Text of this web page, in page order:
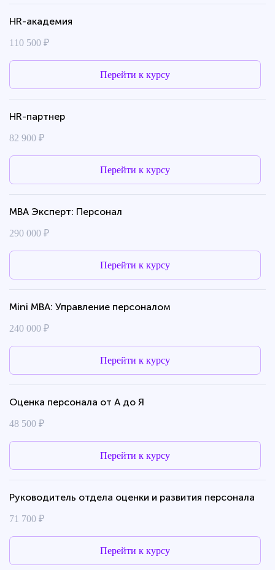
HR-академия
110 500 ₽
Перейти к курсу
HR-партнер
82 900 ₽
Перейти к курсу
MBA Эксперт: Персонал
290 000 ₽
Перейти к курсу
Mini MBA: Управление персоналом
240 000 ₽
Перейти к курсу
Оценка персонала от А до Я
48 500 ₽
Перейти к курсу
Руководитель отдела оценки и развития персонала
71 700 ₽
Перейти к курсу